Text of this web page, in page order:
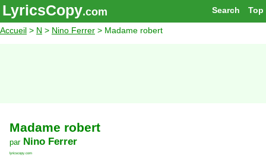
Top
Search
LyricsCopy.com
Accueil > N > Nino Ferrer > Madame robert
Madame robert
par Nino Ferrer
lyricscopy.com